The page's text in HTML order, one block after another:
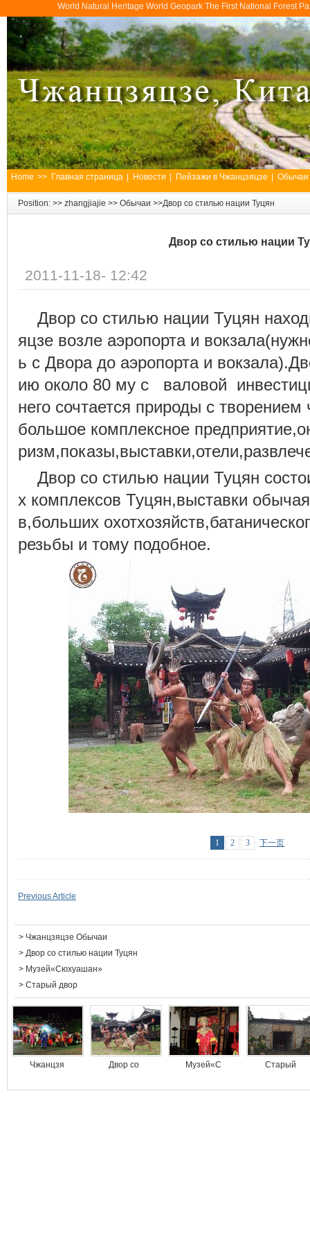
World Natural Heritage World Geopark The First National
Home >> Главная страница Новости Пейзажи в Чжанцзяцзе Обычаи
Position: >> zhangjiajie >> Обычаи >>Двор со стилью нации Туцян
Двор со стилью нации
2011-11-18- 12:42
Двор со стилью нации Туцян
яцзе возле аэропорта и
ь с Двора до аэропорта и
ию около 80 му с валовой
него сочтается природы с творением
большое комплексное
Двор со стилью нации Туцян
х комплексов Туцян,выставки
в,больших
резьбы и тому подобное.
1 2 3 下一页
Previous Article
> Чжанцзяцзе Обычаи
> Двор со стилью нации Туцян
> Музей«Сюхуашан»
> Старый двор
Чжанцзя Двор со Музей«С Старый